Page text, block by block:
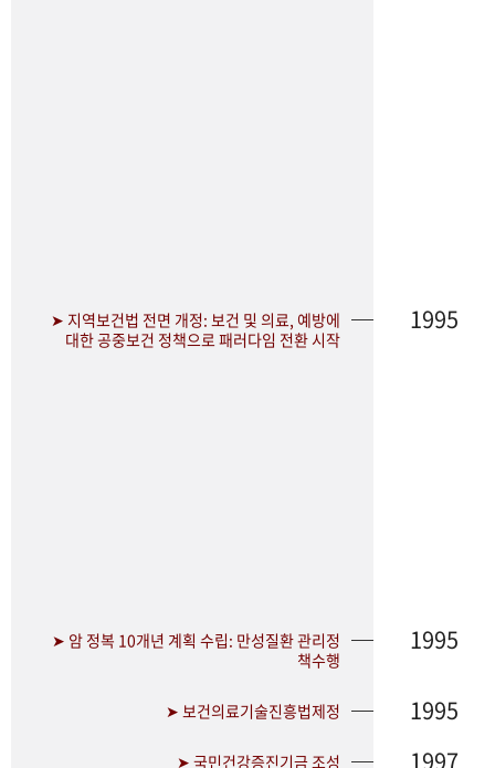
➤ 지역보건법 전면 개정: 보건 및 의료, 예방에
대한 공중보건 정책으로 패러다임 전환 시작
1995
➤ 암 정복 10개년 계획 수립: 만성질환 관리정
책수행
1995
➤ 보건의료기술진흥법제정 1995
➤ 국민건강증진기금 조성 1997